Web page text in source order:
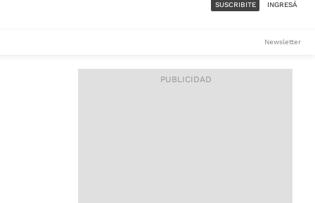
ACCESO FULL - $1.800/MES
SUSCRIBITE INGRESÁ
Newsletter